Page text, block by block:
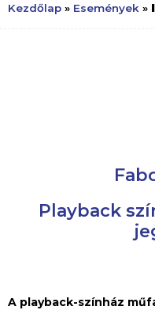
Kezdőlap » Események »
Playback
A playback-színház